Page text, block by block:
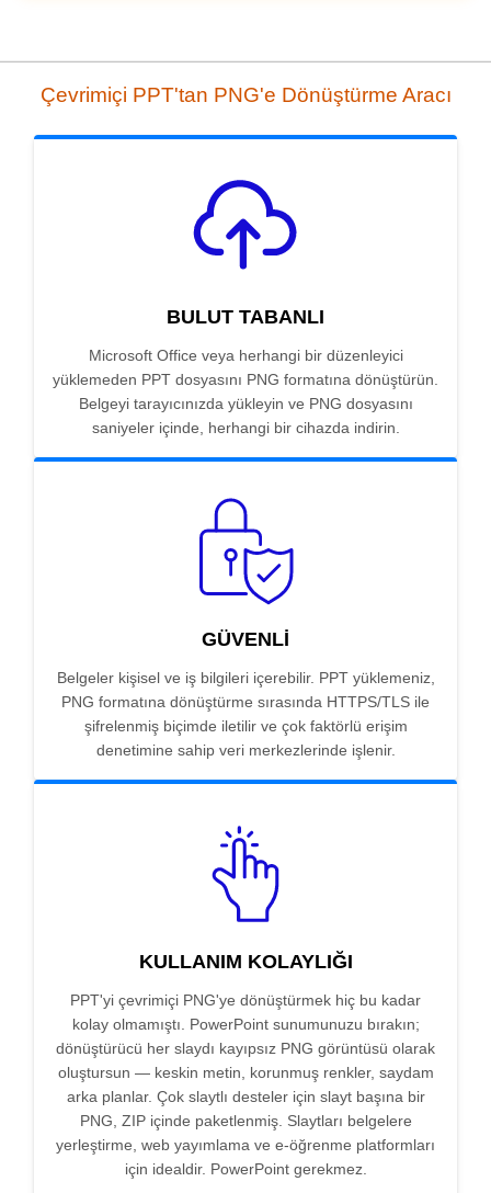
Çevrimiçi PPT'tan PNG'e Dönüştürme Aracı
BULUT TABANLI
Microsoft Office veya herhangi bir düzenleyici
yüklemeden PPT dosyasını PNG formatına dönüştürün.
Belgeyi tarayıcınızda yükleyin ve PNG dosyasını
saniyeler içinde, herhangi bir cihazda indirin.
GÜVENLI
Belgeler kişisel ve iş bilgileri içerebilir. PPT yüklemeniz,
PNG formatına dönüştürme sırasında HTTPS/TLS ile
şifrelenmiş biçimde iletilir ve çok faktörlü erişim
denetimine sahip veri merkezlerinde işlenir.
KULLANIM KOLAYLIĞI
PPT'yi çevrimiçi PNG'ye dönüştürmek hiç bu kadar
kolay olmamıştı. PowerPoint sunumunuzu bırakın;
dönüştürücü her slaydı kayıpsız PNG görüntüsü olarak
oluştursun — keskin metin, korunmuş renkler, saydam
arka planlar. Çok slaytlı desteler için slayt başına bir
PNG, ZIP içinde paketlenmiş. Slaytları belgelere
yerleştirme, web yayımlama ve e-öğrenme platformları
için idealdir. PowerPoint gerekmez.